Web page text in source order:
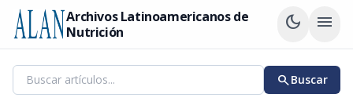
Archivos Latinoamericanos de
Nutrición
dark_mode menu
searchBuscar